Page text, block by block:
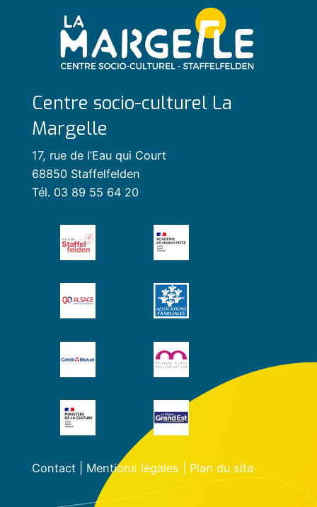
Centre socio-culturel La
Margelle
17, rue de l’Eau qui Court
68850 Staffelfelden
Tél. 03 89 55 64 20
Contact| Mentions légales Plan du site